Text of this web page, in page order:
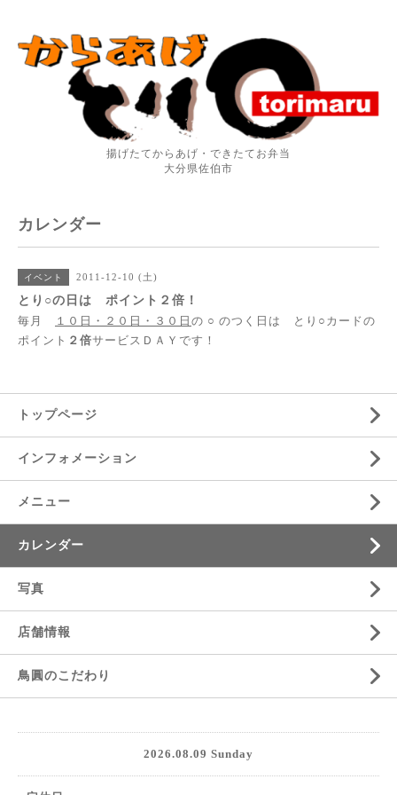
揚げたてからあげ・できたてお弁当
大分県佐伯市
カレンダー
イベント 2011-12-10 (土)
とり○の日は ポイント２倍！
毎月
１０日・２０日・３０日 の ○ のつく日は とり○カードの
ポイント ２倍サービスＤＡＹです！
トップページ
インフォメーション
メニュー
カレンダー
写真
店舗情報
鳥圓のこだわり
2026.08.09 Sunday